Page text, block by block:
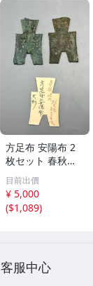
方足布 安陽布 2
枚セット 春秋戦
国時代 中国古代
銭貨 布貨 布幣 銅
銭 古銭 コレクシ
ョン 貨幣
目前出價
¥ 5,000
($1,089)
客服中心